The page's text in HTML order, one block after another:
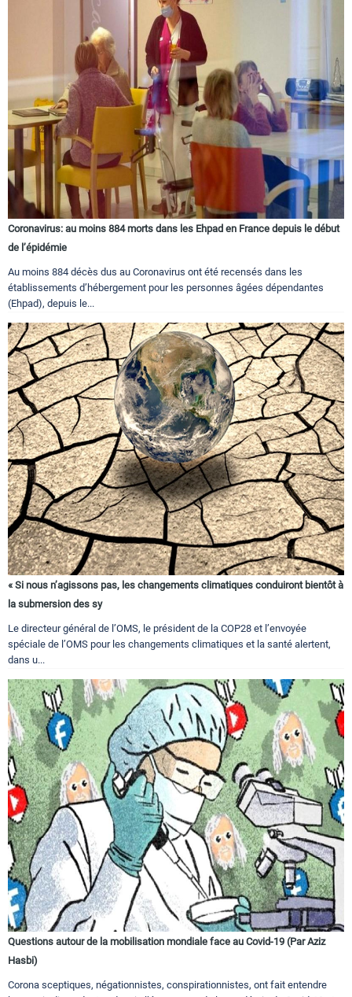
Coronavirus: au moins 884 morts dans les Ehpad en France depuis le début
de l’épidémie
Au moins 884 décès dus au Coronavirus ont été recensés dans les
établissements d’hébergement pour les personnes âgées dépendantes
(Ehpad), depuis le...
« Si nous n’agissons pas, les changements climatiques conduiront bientôt à
la submersion des sy
Le directeur général de l’OMS, le président de la COP28 et l’envoyée
spéciale de l’OMS pour les changements climatiques et la santé alertent,
dans u...
Questions autour de la mobilisation mondiale face au Covid-19 (Par Aziz
Hasbi)
Corona sceptiques, négationnistes, conspirationnistes, ont fait entendre